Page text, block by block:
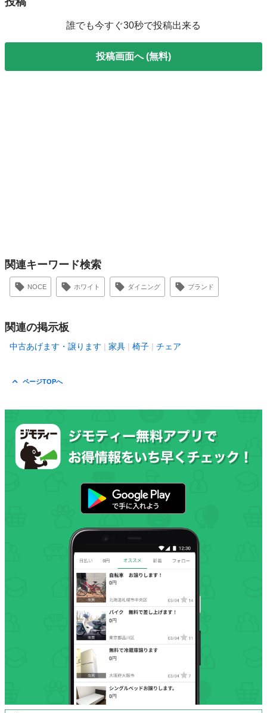
誰でも今すぐ30秒で投稿出来る
投稿画面へ (無料)
関連キーワード検索
NOCE ホワイト ダイニング ブランド
関連の掲示板
中古あげます・譲ります 家具 椅子 チェア
ページTOPへ